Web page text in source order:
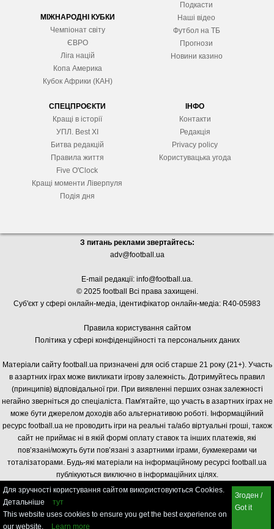
МІЖНАРОДНІ КУБКИ
Чемпіонат світу
ЄВРО
Ліга націй
Копа Америка
Кубок Африки (КАН)
Подкасти
Наші відео
Футбол на ТБ
Прогнози
Новини казино
СПЕЦПРОЄКТИ
Кращі в історії
УПЛ. Best XІ
Битва редакцій
Правила життя
Five O'Clock
Кращі моменти Ліверпуля
Подія дня
ІНФО
Контакти
Редакція
Privacy policy
Користувацька угода
З питань реклами звертайтесь:
adv@football.ua
E-mail редакції: info@football.ua.
© 2025 football Всі права захищені.
Суб'єкт у сфері онлайн-медіа, ідентифікатор онлайн-медіа: R40-05983
Правила користування сайтом
Політика у сфері конфіденційності та персональних даних
Матеріали сайту football.ua призначені для осіб старше 21 року (21+). Участь
в азартних іграх може викликати ігрову залежність. Дотримуйтесь правил
(принципів) відповідальної гри. При виявленні перших ознак залежності
негайно зверніться до спеціаліста. Пам'ятайте, що участь в азартних іграх не
може бути джерелом доходів або альтернативою роботі. Інформаційний
ресурс football.ua не проводить ігри на реальні та/або віртуальні гроші, також
сайт не приймає ні в якій формі оплату ставок та інших платежів, які
пов’язані/можуть бути пов’язані з азартними іграми, букмекерами чи
тоталізаторами. Будь-які матеріали на інформаційному ресурсі football.ua
публікуються виключно в інформаційних цілях.
Для зручності користування сайтом використовуються Cookies.
Детальніше
тут
This website uses cookies to ensure you get the best experience on
our website.
Learn more
Згоден /
Got it